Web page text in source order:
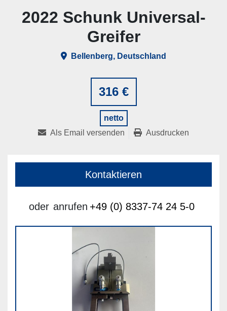
316 €
netto
2022 Schunk Universal-
Greifer
Bellenberg, Deutschland
Als Email versenden Ausdrucken
Kontaktieren
oder anrufen +49 (0) 8337-74 24 5-0